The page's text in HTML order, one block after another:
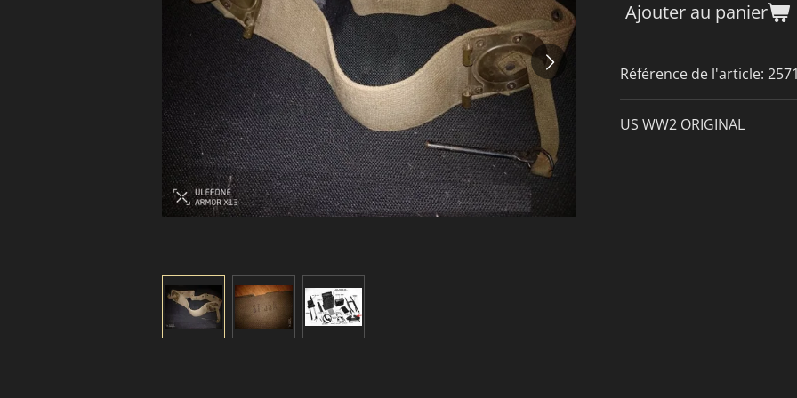
Ajouter au panier
Référence de l'article:
US WW2 ORIGINAL